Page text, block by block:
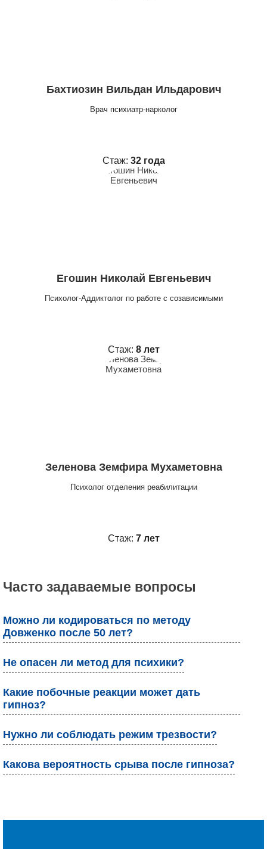
Бахтиозин Вильдан Ильдарович
Врач психиатр-нарколог
Стаж: 32 года
Егошин Николай Евгеньевич
Психолог-Аддиктолог по работе с созависимыми
Стаж: 8 лет
Зеленова Земфира Мухаметовна
Психолог отделения реабилитации
Стаж: 7 лет
Часто задаваемые вопросы
Можно ли кодироваться по методу
Довженко после 50 лет?
Не опасен ли метод для психики?
Какие побочные реакции может дать
гипноз?
Нужно ли соблюдать режим трезвости?
Какова вероятность срыва после гипноза?